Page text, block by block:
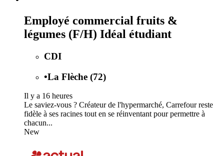
Employé commercial fruits &
légumes (F/H) Idéal étudiant
CDI
•La Flèche (72)
Il y a 16 heures
Le saviez-vous ? Créateur de l'hypermarché, Carrefour reste
fidèle à ses racines tout en se réinventant pour permettre à
chacun...
New